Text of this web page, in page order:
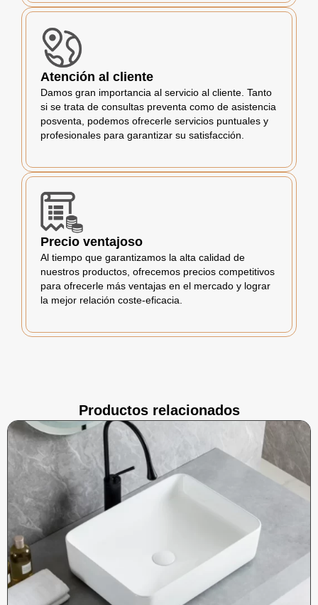
Atención al cliente
Damos gran importancia al servicio al cliente. Tanto
si se trata de consultas preventa como de asistencia
posventa, podemos ofrecerle servicios puntuales y
profesionales para garantizar su satisfacción.
Precio ventajoso
Al tiempo que garantizamos la alta calidad de
nuestros productos, ofrecemos precios competitivos
para ofrecerle más ventajas en el mercado y lograr
la mejor relación coste-eficacia.
Productos relacionados